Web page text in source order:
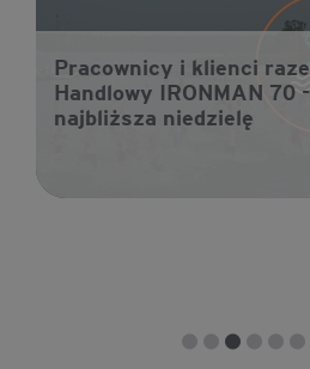
Pracownicy i klienci
Handlowy IRONMAN 70
najbliższa niedzielę